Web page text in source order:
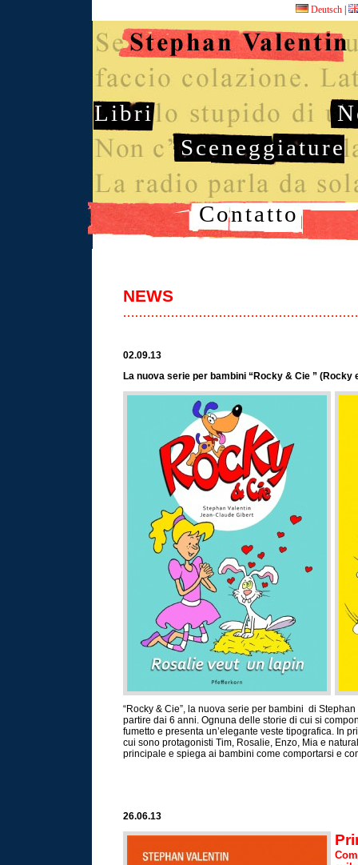
Deutsch
Libri
Sceneggiature
Contatto
NEWS
02.09.13
La nuova serie per bambini “Rocky & Cie ” (Rocky
“Rocky & Cie”, la nuova serie per bambini di
partire dai 6 anni. Ognuna delle storie di cui si
fumetto e presenta un’elegante veste tipografica. In
cui sono protagonisti Tim, Rosalie, Enzo, Mia e
principale e spiega ai bambini come comportarsi e
26.06.13